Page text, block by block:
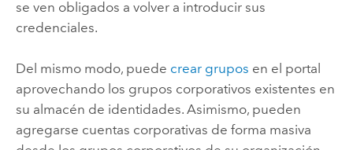
se ven obligados a volver a introducir sus
credenciales.
Del mismo modo, puede crear grupos en el portal
aprovechando los grupos corporativos existentes en
su almacén de identidades. Asimismo, pueden
agregarse cuentas corporativas de forma masiva